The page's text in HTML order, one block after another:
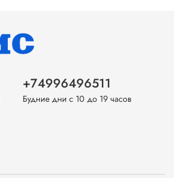
+74996496511
Будние дни с 10 до 19 часов